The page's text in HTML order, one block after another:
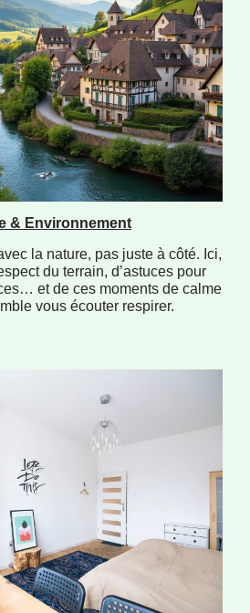
& Environnement
la nature, pas juste à côté. Ici,
du terrain, d’astuces pour
et de ces moments de calme
vous écouter respirer.